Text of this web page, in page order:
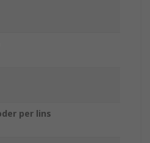
per lins